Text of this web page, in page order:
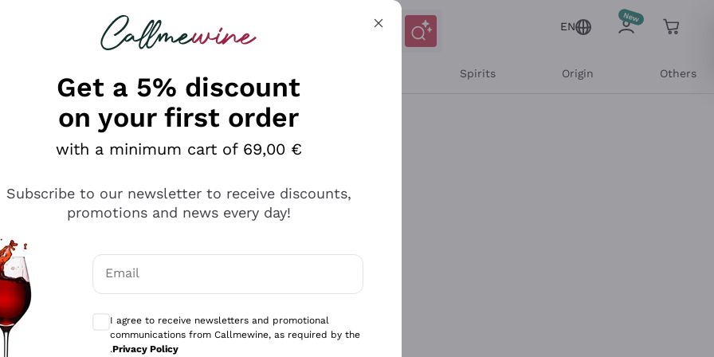
looking for
EN
Spirits Origin Others
Get a 5% discount
on your first order
with a minimum cart of 69,00 €
Subscribe to our newsletter to receive discounts,
promotions and news every day!
Email
I agree to receive newsletters and promotional
communications from Callmewine, as required by the
.Privacy Policy